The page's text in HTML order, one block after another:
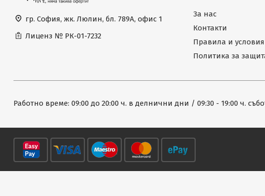
гр. София, жк. Люлин, бл. 789А, офис 1
Лиценз № РК-01-7232
За нас
Контакти
Правила и
Политика за
Работно време: 09:00 до 20:00 ч. в делнични дни / 09:30 - 19:00 ч.